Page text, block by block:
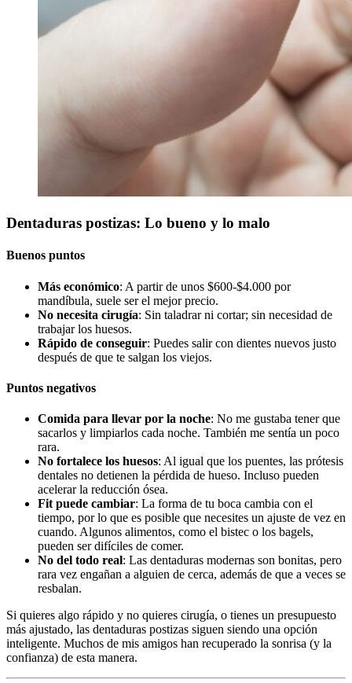
Dentaduras postizas: Lo bueno y lo malo
Buenos puntos
Más económico: A partir de unos $600-$4.000 por
mandíbula, suele ser el mejor precio.
No necesita cirugía: Sin taladrar ni cortar; sin necesidad de
trabajar los huesos.
Rápido de conseguir: Puedes salir con dientes nuevos justo
después de que te salgan los viejos.
Puntos negativos
Comida para llevar por la noche: No me gustaba tener que
sacarlos y limpiarlos cada noche. También me sentía un poco
rara.
No fortalece los huesos: Al igual que los puentes, las prótesis
dentales no detienen la pérdida de hueso. Incluso pueden
acelerar la reducción ósea.
Fit puede cambiar: La forma de tu boca cambia con el
tiempo, por lo que es posible que necesites un ajuste de vez en
cuando. Algunos alimentos, como el bistec o los bagels,
pueden ser difíciles de comer.
No del todo real: Las dentaduras modernas son bonitas, pero
rara vez engañan a alguien de cerca, además de que a veces se
resbalan.
Si quieres algo rápido y no quieres cirugía, o tienes un presupuesto
más ajustado, las dentaduras postizas siguen siendo una opción
inteligente. Muchos de mis amigos han recuperado la sonrisa (y la
confianza) de esta manera.